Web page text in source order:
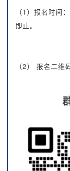
（1）报名时间
即止。
（2） 报名二维